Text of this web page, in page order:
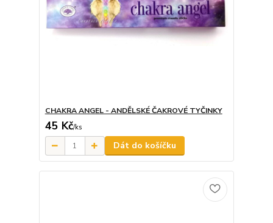
CHAKRA ANGEL - ANDĚLSKÉ ČAKROVÉ TYČINKY
45 Kč/ks
Dát do košíčku